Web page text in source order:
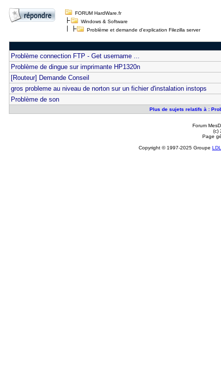
FORUM HardWare.fr
Windows & Software
Problème et demande d'explication Filezilla server
Problème connection FTP - Get username ...
Problème de dingue sur imprimante HP1320n
[Routeur] Demande Conseil
gros probleme au niveau de norton sur un fichier d'instalation instops
Problème de son
Plus de sujets relatifs à :
Forum
(c)
Page
Copyright © 1997-2025 Groupe